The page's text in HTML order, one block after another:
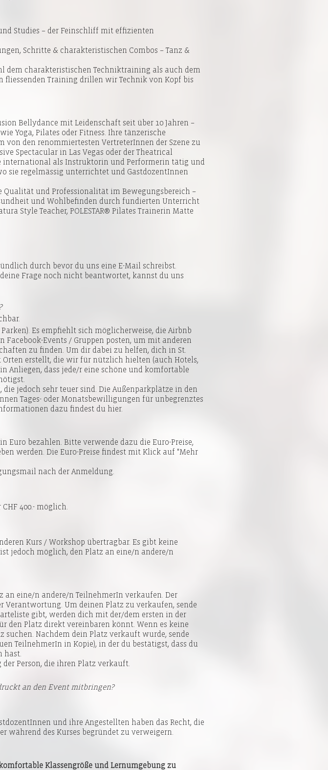
Studies – der Feinschliff mit effizienten
Schritte & charakteristischen Combos – Tanz &
charakteristischen Techniktraining als auch dem
fliessenden Training drillen wir Technik von Kopf bis
Bellydance mit Leidenschaft seit über 10 Jahren –
Yoga, Pilates oder Fitness. Ihre tänzerische
den renommiertesten VertreterInnen der Szene zu
Spectacular in Las Vegas oder der Theatrical
international als Instruktorin und Performerin tätig und
sie regelmässig unterrichtet und GastdozentInnen
Qualität und Professionalität im Bewegungsbereich –
und Wohlbefinden durch fundierten Unterricht
Style Teacher, POLESTAR® Pilates Trainerin Matte
durch bevor du uns eine E-Mail schreibst.
Frage noch nicht beantwortet, kannst du uns
Es empfiehlt sich möglicherweise, die Airbnb
Events / Gruppen posten, um mit anderen
zu finden. Um dir dabei zu helfen, dich in St.
Orten erstellt, die wir für nützlich hielten (auch Hotels,
Anliegen, dass jede/r eine schöne und komfortable
jedoch sehr teuer sind. Die Außenparkplätze in den
Tages- oder Monatsbewilligungen für unbegrenztes
dazu findest du hier.
Euro bezahlen. Bitte verwende dazu die Euro-Preise,
werden. Die Euro-Preise findest mit Klick auf "Mehr
nach der Anmeldung.
400.- möglich.
Kurs / Workshop übertragbar. Es gibt keine
jedoch möglich, den Platz an eine/n andere/n
eine/n andere/n TeilnehmerIn verkaufen. Der
Verantwortung. Um deinen Platz zu verkaufen, sende
gibt, werden dich mit der/dem ersten in der
den Platz direkt vereinbaren könnt. Wenn es keine
Nachdem dein Platz verkauft wurde, sende
TeilnehmerIn in Kopie), in der du bestätigst, dass du
hast.
Person, die ihren Platz verkauft.
an den Event mitbringen?
und ihre Angestellten haben das Recht, die
während des Kurses begründet zu verweigern.
Klassengröße und Lernumgebung zu